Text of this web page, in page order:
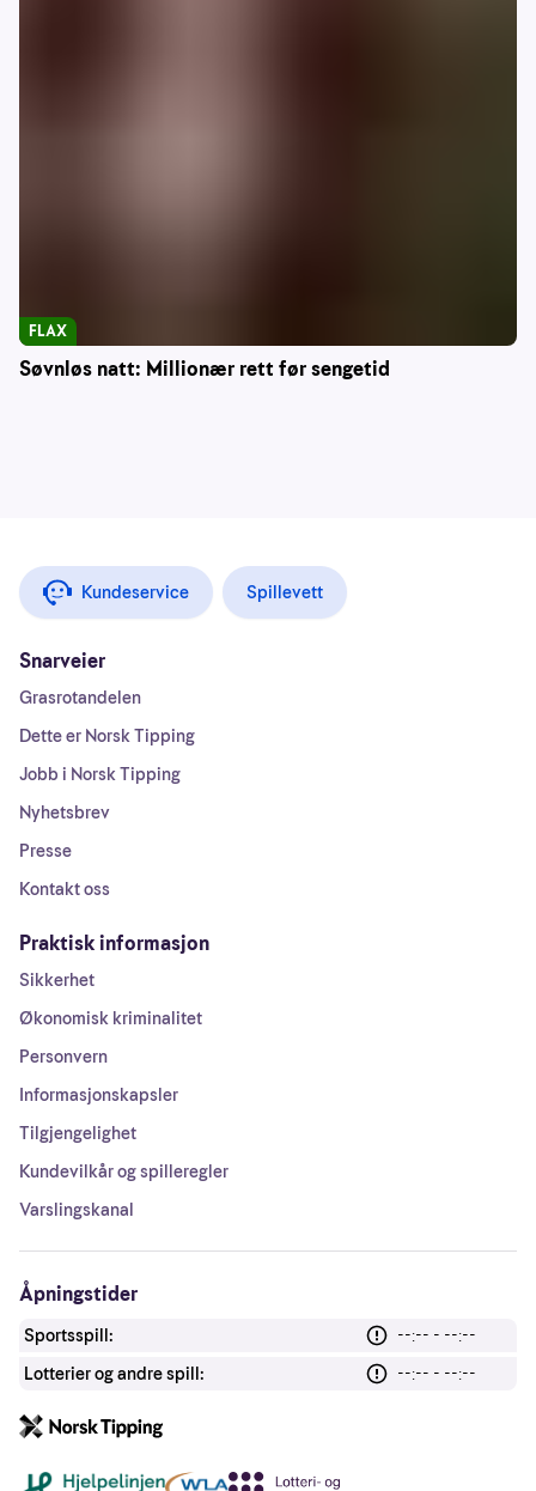
Søvnløs natt: Millionær rett før sengetid
FLAX
Kundeservice Spillevett
Snarveier
Grasrotandelen
Dette er Norsk Tipping
Jobb i Norsk Tipping
Nyhetsbrev
Presse
Kontakt oss
Praktisk informasjon
Sikkerhet
Økonomisk kriminalitet
Personvern
Informasjonskapsler
Tilgjengelighet
Kundevilkår og spilleregler
Varslingskanal
Åpningstider
Sportsspill:
--:-- - --:--
Lotterier og andre spill:
--:-- - --:--
Andre lenker